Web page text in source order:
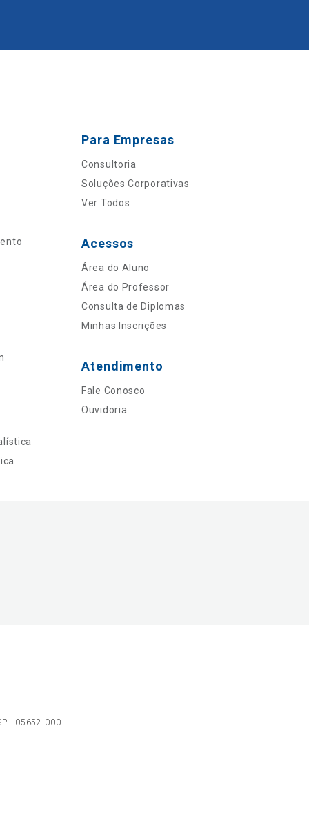
Para Empresas
Consultoria
Soluções Corporativas
Ver Todos
Acessos
Área do Aluno
Área do Professor
Consulta de Diplomas
Minhas Inscrições
Atendimento
Fale Conosco
Ouvidoria
- 05652-000